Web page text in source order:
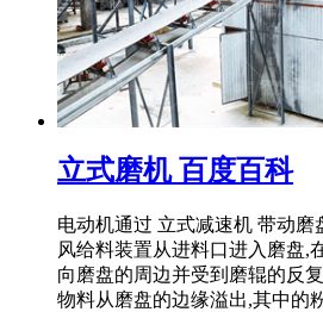
立式磨机 百度百科
电动机通过 立式减速机 带动磨
风给料装置从进料口进入磨盘,
向磨盘的周边并受到磨辊的反
物料从磨盘的边缘溢出,其中的